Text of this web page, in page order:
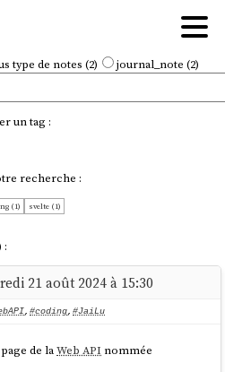
type de notes (2) journal_note (2)
un tag :
recherche :
(1) svelte (1)
:
21 août 2024 à 15:30
, #coding, #JaiLu
de laWeb API nommée